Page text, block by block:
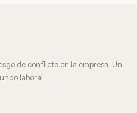
de conflicto en la empresa. Un
laboral.